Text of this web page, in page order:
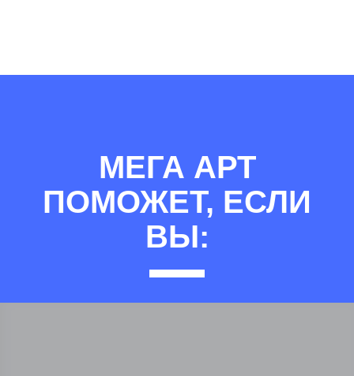
МЕГА АРТ
ПОМОЖЕТ, ЕСЛИ
ВЫ: